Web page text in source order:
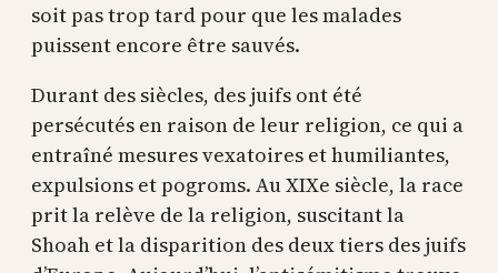
soit pas trop tard pour que les malades
puissent encore être sauvés.
Durant des siècles, des juifs ont été
persécutés en raison de leur religion, ce qui a
entraîné mesures vexatoires et humiliantes,
expulsions et pogroms. Au XIXe siècle, la race
prit la relève de la religion, suscitant la
Shoah et la disparition des deux tiers des juifs